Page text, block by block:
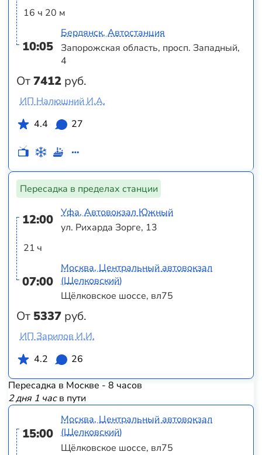
16 ч 20 м
10:05
От7412 руб.
Бердянск, Автостанция
Запорожская область, просп. Западный,
4
ИП Налюшний И.А.
4.4
27
Пересадка в пределах станции
12:00
21 ч
07:00
От 5337 руб.
Уфа, Автовокзал Южный
ул. Рихарда Зорге, 13
Москва, Центральный автовокзал
(Щелковский)
Щёлковское шоссе, вл75
ИП Зарипов И.И.
4.2
26
Пересадка в Москве - 8 часов
2 дня 1 часв пути
15:00
Москва, Центральный автовокзал
(Щелковский)
Щёлковское шоссе, вл75